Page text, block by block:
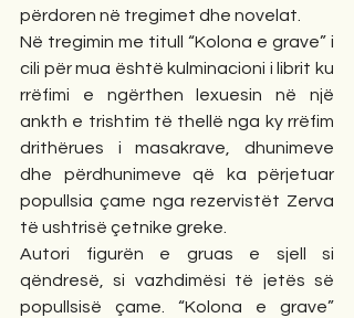
përdoren në tregimet dhe novelat.
Në tregimin me titull “Kolona e grave” i
cili për mua është kulminacioni i librit ku
rrëfimi e ngërthen lexuesin në një
ankth e trishtim të thellë nga ky rrëfim
drithërues i masakrave, dhunimeve
dhe përdhunimeve që ka përjetuar
popullsia çame nga rezervistët Zerva
të ushtrisë çetnike greke.
Autori figurën e gruas e sjell si
qëndresë, si vazhdimësi të jetës së
popullsisë çame. “Kolona e grave”